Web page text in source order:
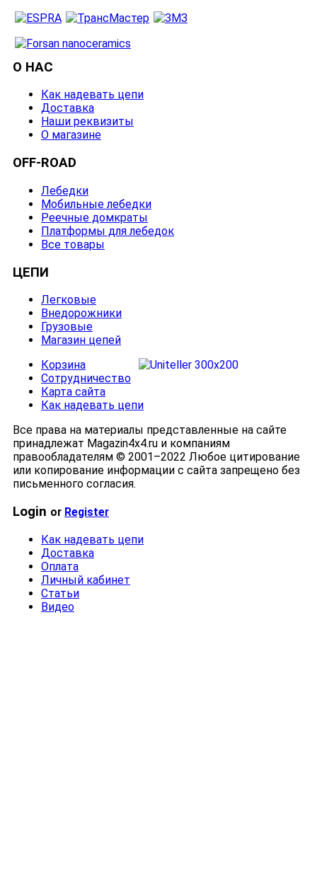
О НАС
Как надевать цепи
Доставка
Наши реквизиты
О магазине
OFF-ROAD
Лебедки
Мобильные лебедки
Реечные домкраты
Платформы для лебедок
Все товары
ЦЕПИ
Легковые
Внедорожники
Грузовые
Магазин цепей
Корзина
Сотрудничество
Карта сайта
Как надевать цепи
Все права на материалы представленные на сайте
принадлежат Magazin4x4.ru и компаниям
правообладателям © 2001–2022 Любое цитирование
или копирование информации с сайта запрещено без
письменного согласия.
Login or Register
Как надевать цепи
Доставка
Оплата
Личный кабинет
Статьи
Видео